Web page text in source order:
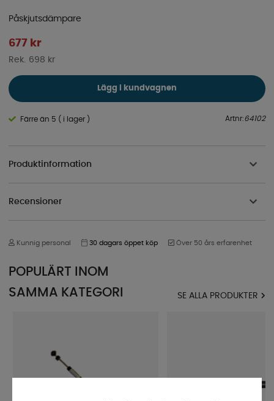
Påskjutsdämpare
677 kr
698 kr
Lägg i kundvagnen
Färre än 5 ( i lager ) Artnr:64102
Produktinformation
Recensioner
Kunnig personal 30 dagars öppet köp Över 50 års erfarenhet
POPULÄRT INOM
SAMMA KATEGORI
SE ALLA PRODUKTER